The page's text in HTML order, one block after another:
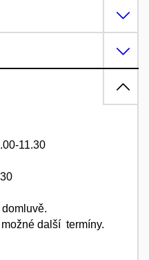
11.30
další termíny.